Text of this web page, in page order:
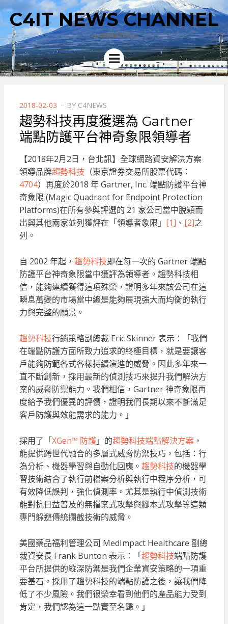
C4IT NEWS CHANNEL
4C新聞集散中心
Menu
POSTED
ON
2018-02-03 BY C4NEWS
趨勢科技再度獲選為 Gartner
端點防護平台神奇象限領導者
【2018年2月2日，台北訊】全球網路資安解決方案
領導品牌趨勢科技 （東京證券交易所股票代碼：
4704）再度於2018 年 Gartner, Inc. 端點防護平台神
奇象限 (Magic Quadrant for Endpoint Protection
Platforms)在所有參與評選的 21 家公司當中脫穎而
出與其他兩家並列獲評在「領導者象限」 [1] 、 [2]之
列。
自 2002 年起， 趨勢科技即在每一次的 Gartner 端點
防護平台神奇象限當中獲評為領導者。趨勢科技相
信，能夠連續獲得這項殊榮，證明多年來該公司在這
瞬息萬變的市場當中總是能夠展現強大而均衡的執行
力與完整的願景。
趨勢科技行銷策略副總裁 Eric Skinner 表示：「我們
在端點防護方面所致力追求的終極目標，就是要讓客
戶能夠防範各式各樣持續演進的威脅。因此多年來一
直不斷創新，採用最新的偵測技巧來提升我們解決方
案的威脅防禦能力。我們相信，Gartner 神奇象限再
度給予我們優異的評價，證明我們長期以來不斷滿足
客戶防護與效能需求的能力。」
採用了「XGen™ 防護」的趨勢科技端點解決方案，
能提供跨世代融合的多層式威脅防禦技巧，包括：行
為分析、機器學習與自動化回應。 趨勢科技的機器學
習技術結合了執行前檔案分析與執行中程序分析，可
有效降低誤判，強化偵測率。尤其是執行中偵測技術
能對抗日益普及的無檔案式攻擊與腳本式攻擊等這類
專門躲避傳統攔截技術的威脅。
美國藥品福利管理公司 MedImpact Healthcare 副總
裁資安長 Frank Bunton 表示：「趨勢科技端點防護
平台所提供的縱深防禦是我們企業資安策略的一項重
要基石。採用了趨勢科技的端點防護之後，讓我們降
低了不少風險。我們很榮幸看到他們的產品能力受到
肯定，我們認為這一點實至名歸。」